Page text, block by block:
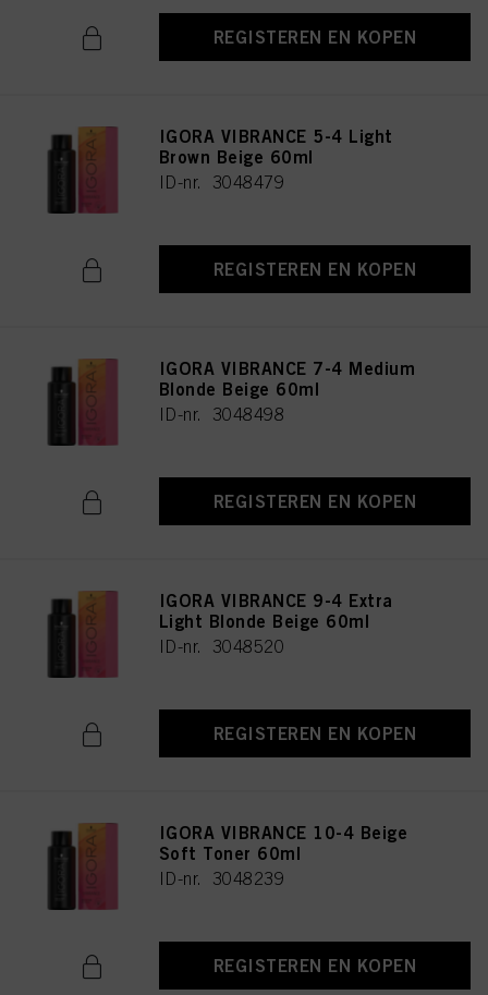
REGISTEREN EN KOPEN
IGORA VIBRANCE 5-4 Light
Brown Beige 60ml
ID-nr. 3048479
REGISTEREN EN KOPEN
IGORA VIBRANCE 7-4 Medium
Blonde Beige 60ml
ID-nr. 3048498
REGISTEREN EN KOPEN
IGORA VIBRANCE 9-4 Extra
Light Blonde Beige 60ml
ID-nr. 3048520
REGISTEREN EN KOPEN
IGORA VIBRANCE 10-4 Beige
Soft Toner 60ml
ID-nr. 3048239
REGISTEREN EN KOPEN